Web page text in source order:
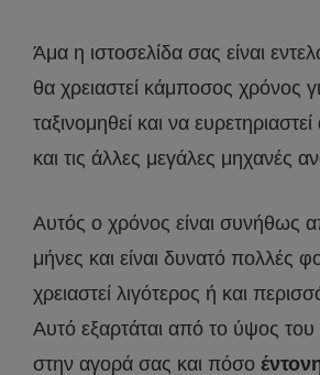
Άμα η ιστοσελίδα σας είναι
θα χρειαστεί κάμποσος χρόνος
ταξινομηθεί και να
και τις άλλες μεγάλες μηχανές
Αυτός ο χρόνος είναι συνήθως
μήνες και είναι δυνατό πολλές
χρειαστεί λιγότερος ή και
Αυτό εξαρτάται από το ύψος
στην αγορά σας και πόσο